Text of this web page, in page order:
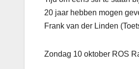
20 jaar hebben mogen
Frank van der Linden
Zondag 10 oktober ROS